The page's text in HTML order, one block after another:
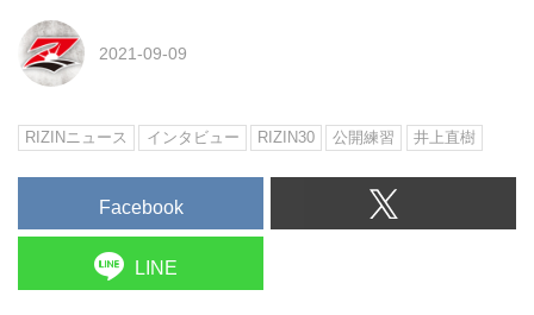
2021-09-09
RIZINニュース インタビュー RIZIN30 公開練習 井上直樹
Facebook
LINE